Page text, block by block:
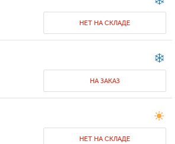
НЕТ НА СКЛАДЕ
НА ЗАКАЗ
НЕТ НА СКЛАДЕ